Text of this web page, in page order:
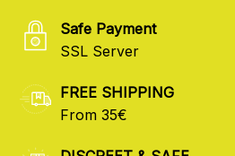
Safe Payment
SSL Server
FREE SHIPPING
From 35€